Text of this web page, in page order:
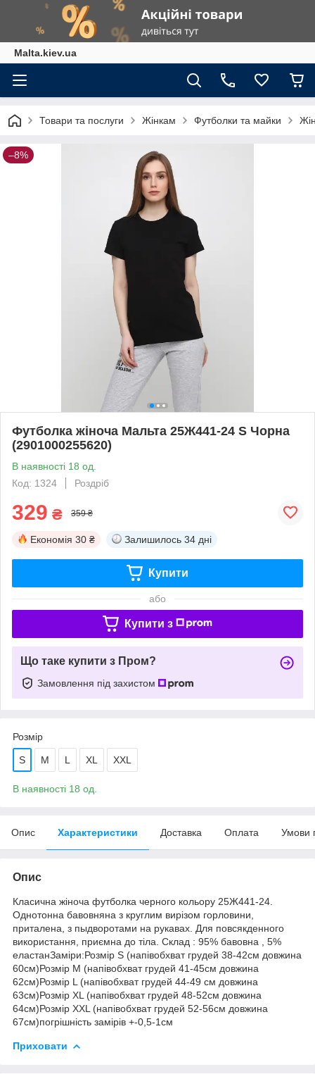
Malta.kiev.ua
Товари та послуги Жінкам Футболки та майки
–8%
Футболка жіноча Мальта 25Ж441-24 S Чорна
(2901000255620)
В наявності 18 од.
Код: 1324
Роздріб
329 ₴ 359 ₴
Економія 30 ₴ Залишилось 34 дні
Купити
або
Купити з
Що таке купити з Пром?
Замовлення під захистом
Розмір
S M L XL XXL
В наявності 18 од.
Опис Характеристики Доставка Оплата Умови
Опис
Класична жіноча футболка черного кольору 25Ж441-24.
Однотонна бавовняна з круглим вирізом горловини,
приталена, з пыдворотами на рукавах. Для повсякденного
використання, приємна до тіла. Склад : 95% бавовна , 5%
еластанЗаміри:Розмір S (напівобхват грудей 38-42см довжина
60см)Розмір М (напівобхват грудей 41-45см довжина
62см)Розмір L (напівобхват грудей 44-49 см довжина
63см)Розмір XL (напівобхват грудей 48-52см довжина
64см)Розмір XXL (напівобхват грудей 52-56см довжина
67см)погрішність замірів +-0,5-1см
Приховати